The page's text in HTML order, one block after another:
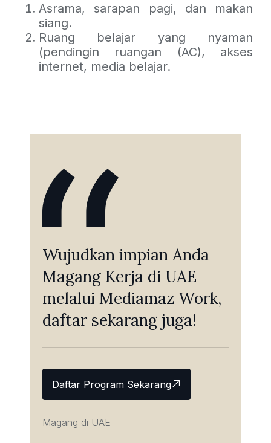
Asrama, sarapan pagi, dan makan
siang.
Ruang belajar yang nyaman
(pendingin ruangan (AC), akses
internet, media belajar.
Wujudkan impian Anda
Magang Kerja di UAE
melalui Mediamaz Work,
daftar sekarang juga!
Daftar Program Sekarang
Magang di UAE